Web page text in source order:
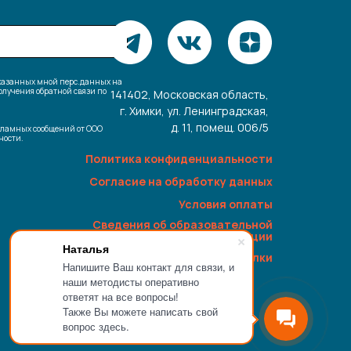
Наталья
Напишите Ваш контакт для связи, и
наши методисты оперативно
ответят на все вопросы!
Также Вы можете написать свой
вопрос здесь.
Политика конфиденциальности
мной перс.данных на
обратной связи по
сообщений от ООО
141402, Московская область,
г. Химки, ул. Ленинградская,
д. 11, помещ. 006/5
Условия оплаты
Согласие на обработку данных
Сведения об образовательной
организации
Отписка от рассылки